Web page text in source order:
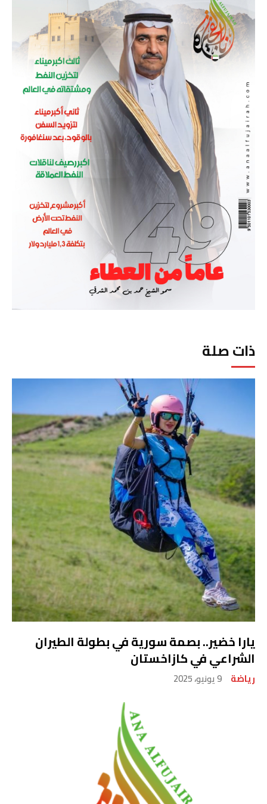
ذات صلة
يارا خضير.. بصمة سورية في بطولة الطيران
الشراعي في كازاخستان
رياضة 9 يونيو، 2025